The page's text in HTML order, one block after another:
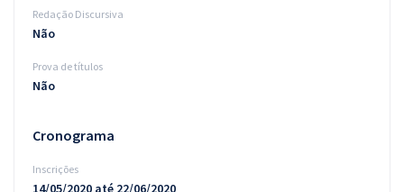
Redação Discursiva
Não
Prova de títulos
Não
Cronograma
Inscrições
14/05/2020 até 22/06/2020